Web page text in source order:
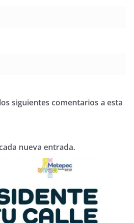
siguientes comentarios a esta
nueva entrada.